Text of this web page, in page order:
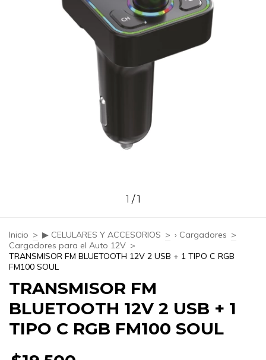
1 /1
Inicio > ▶ CELULARES Y ACCESORIOS > › Cargadores >
Cargadores para el Auto 12V >
TRANSMISOR FM BLUETOOTH 12V 2 USB + 1 TIPO C RGB
FM100 SOUL
TRANSMISOR FM
BLUETOOTH 12V 2 USB + 1
TIPO C RGB FM100 SOUL